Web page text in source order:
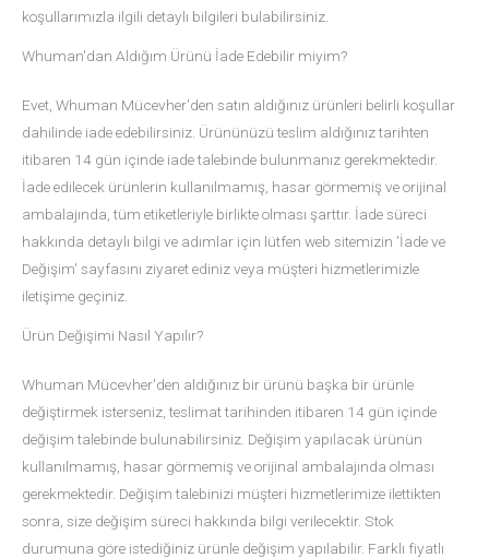
koşullarımızla ilgili detaylı bilgileri bulabilirsiniz.
Whuman'dan Aldığım Ürünü İade Edebilir miyim?
Evet, Whuman Mücevher'den satın aldığınız ürünleri belirli koşullar
dahilinde iade edebilirsiniz. Ürününüzü teslim aldığınız tarihten
itibaren 14 gün içinde iade talebinde bulunmanız gerekmektedir.
İade edilecek ürünlerin kullanılmamış, hasar görmemiş ve orijinal
ambalajında, tüm etiketleriyle birlikte olması şarttır. İade süreci
hakkında detaylı bilgi ve adımlar için lütfen web sitemizin 'İade ve
Değişim' sayfasını ziyaret ediniz veya müşteri hizmetlerimizle
iletişime geçiniz.
Ürün Değişimi Nasıl Yapılır?
Whuman Mücevher'den aldığınız bir ürünü başka bir ürünle
değiştirmek isterseniz, teslimat tarihinden itibaren 14 gün içinde
değişim talebinde bulunabilirsiniz. Değişim yapılacak ürünün
kullanılmamış, hasar görmemiş ve orijinal ambalajında olması
gerekmektedir. Değişim talebinizi müşteri hizmetlerimize ilettikten
sonra, size değişim süreci hakkında bilgi verilecektir. Stok
durumuna göre istediğiniz ürünle değişim yapılabilir. Farklı fiyatlı